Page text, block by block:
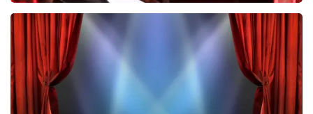
Don Omar
422 laatste 30 minuten
BESTEL NU